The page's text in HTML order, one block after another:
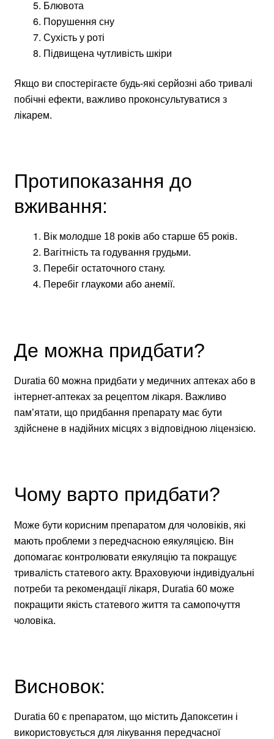
Блювота
Порушення сну
Сухість у роті
Підвищена чутливість шкіри
Якщо ви спостерігаєте будь-які серйозні або тривалі
побічні ефекти, важливо проконсультуватися з
лікарем.
Протипоказання до
вживання:
Вік молодше 18 років або старше 65 років.
Вагітність та годування грудьми.
Перебіг остаточного стану.
Перебіг глаукоми або анемії.
Де можна придбати?
Duratia 60 можна придбати у медичних аптеках або в
інтернет-аптеках за рецептом лікаря. Важливо
пам’ятати, що придбання препарату має бути
здійснене в надійних місцях з відповідною ліцензією.
Чому варто придбати?
Може бути корисним препаратом для чоловіків, які
мають проблеми з передчасною еякуляцією. Він
допомагає контролювати еякуляцію та покращує
тривалість статевого акту. Враховуючи індивідуальні
потреби та рекомендації лікаря, Duratia 60 може
покращити якість статевого життя та самопочуття
чоловіка.
Висновок:
Duratia 60 є препаратом, що містить Дапоксетин і
використовується для лікування передчасної